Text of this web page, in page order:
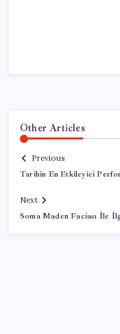
Other Articles
Previous
Tarihin En Etkileyici
Next
Soma Maden Faciası İle